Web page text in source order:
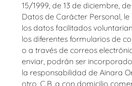
15/1999, de 13 de diciembre,
Datos de Carácter Personal,
los datos facilitados
los diferentes formularios de
o a través de correos
enviar, podrán ser
la responsabilidad de Ainara
otro, C.B. a con domicilio